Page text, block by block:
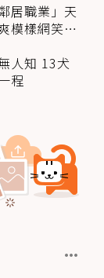
居職業」天
模樣網笑
人知 13犬
程